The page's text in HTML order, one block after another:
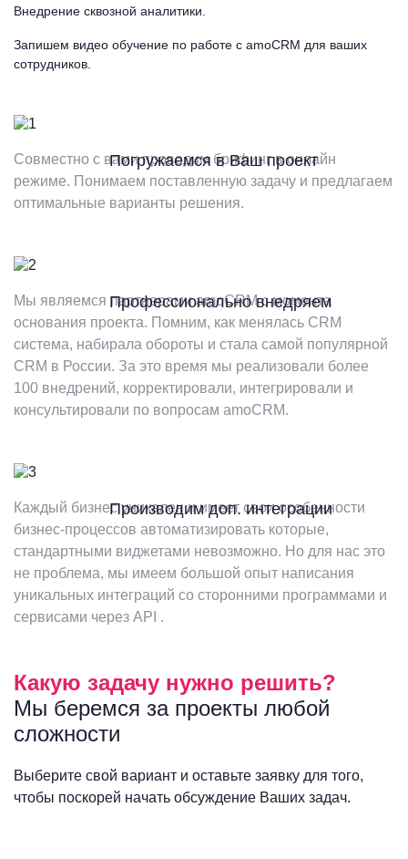
Внедрение сквозной аналитики.
Запишем видео обучение по работе с amoCRM для ваших
сотрудников.
Погружаемся в Ваш проект
Совместно с вами проводим брифинг в онлайн
режиме. Понимаем поставленную задачу и предлагаем
оптимальные варианты решения.
Профессионально внедряем
Мы являемся партнерами amoCRM с момента
основания проекта. Помним, как менялась CRM
система, набирала обороты и стала самой популярной
CRM в России. За это время мы реализовали более
100 внедрений, корректировали, интегрировали и
консультировали по вопросам amoCRM.
Производим доп. интеграции
Каждый бизнес уникален и имеет свои особенности
бизнес-процессов автоматизировать которые,
стандартными виджетами невозможно. Но для нас это
не проблема, мы имеем большой опыт написания
уникальных интеграций со сторонними программами и
сервисами через API .
Какую задачу нужно решить?
Мы беремся за проекты любой
сложности
Выберите свой вариант и оставьте заявку для того,
чтобы поскорей начать обсуждение Ваших задач.